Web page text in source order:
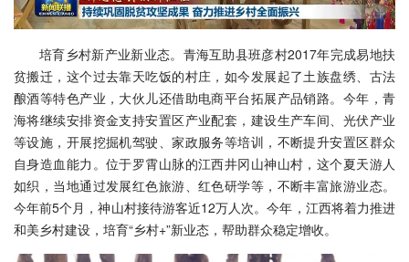
培育乡村新产业新业态。青海互助县班彦村2017年完成易地扶
贫搬迁，这个过去靠天吃饭的村庄，如今发展起了土族盘绣、古法
酿酒等特色产业，大伙儿还借助电商平台拓展产品销路。今年，青
海将继续安排资金支持安置区产业配套，建设生产车间、光伏产业
等设施，开展挖掘机驾驶、家政服务等培训，不断提升安置区群众
自身造血能力。位于罗霄山脉的江西井冈山神山村，这个夏天游人
如织，当地通过发展红色旅游、红色研学等，不断丰富旅游业态。
今年前5个月，神山村接待游客近12万人次。今年，江西将着力推进
和美乡村建设，培育“乡村+”新业态，帮助群众稳定增收。